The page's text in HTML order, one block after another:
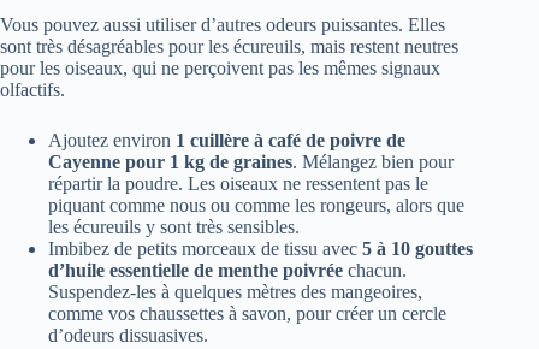
Vous pouvez aussi utiliser d’autres odeurs puissantes. Elles
sont très désagréables pour les écureuils, mais restent neutres
pour les oiseaux, qui ne perçoivent pas les mêmes signaux
olfactifs.
Ajoutez environ 1 cuillère à café de poivre de
Cayenne pour 1 kg de graines. Mélangez bien pour
répartir la poudre. Les oiseaux ne ressentent pas le
piquant comme nous ou comme les rongeurs, alors que
les écureuils y sont très sensibles.
Imbibez de petits morceaux de tissu avec 5 à 10 gouttes
d’huile essentielle de menthe poivrée chacun.
Suspendez-les à quelques mètres des mangeoires,
comme vos chaussettes à savon, pour créer un cercle
d’odeurs dissuasives.